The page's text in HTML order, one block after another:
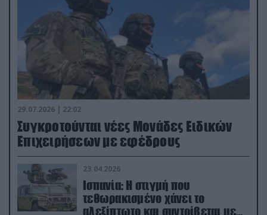
29.07.2026 | 22:02
Συγκροτούνται νέες Μονάδες Ειδικών
Επιχειρήσεων με εφέδρους
23.04.2026
Ισπανία: Η στιγμή που
τεθωρακισμένο χάνει το
αλεξίπτωτο και συντρίβεται με